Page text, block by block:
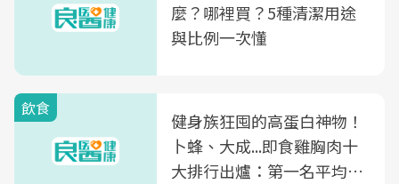
麼？哪裡買？5種清潔用途
與比例一次懂
飲食
健身族狂囤的高蛋白神物！
卜蜂、大成...即食雞胸肉十
大排行出爐：第一名平均一